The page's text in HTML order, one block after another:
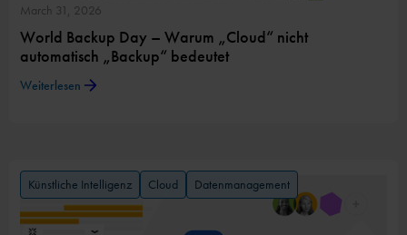
March 31, 2026
World Backup Day – Warum „Cloud“ nicht
automatisch „Backup“ bedeutet
Weiterlesen
Künstliche Intelligenz Cloud Datenmanagement